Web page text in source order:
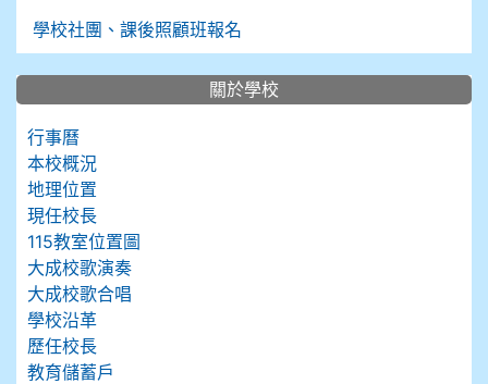
學校社團、課後照顧班報名
關於學校
行事曆
本校概況
地理位置
現任校長
115教室位置圖
大成校歌演奏
大成校歌合唱
學校沿革
歷任校長
教育儲蓄戶